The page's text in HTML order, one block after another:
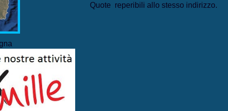
Quote reperibili allo stesso indirizzo.